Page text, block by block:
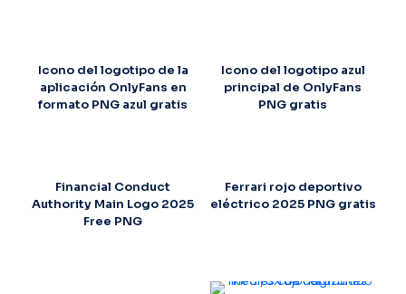
Icono del logotipo de la
aplicación OnlyFans en
formato PNG azul gratis
Icono del logotipo azul
principal de OnlyFans
PNG gratis
Financial Conduct
Authority Main Logo 2025
Free PNG
Ferrari rojo deportivo
eléctrico 2025 PNG gratis